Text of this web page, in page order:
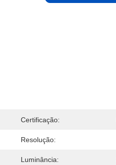
Certificação:
Resolução:
Luminância: